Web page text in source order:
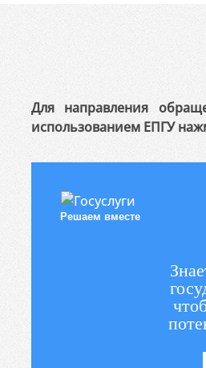
Для направления
использованием ЕПГУ
Решаем вместе